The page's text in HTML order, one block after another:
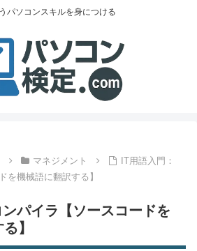
パソコンスキルを身につける
マネジメント
IT用語入門：
を機械語に翻訳する】
パイラ【ソースコードを
】